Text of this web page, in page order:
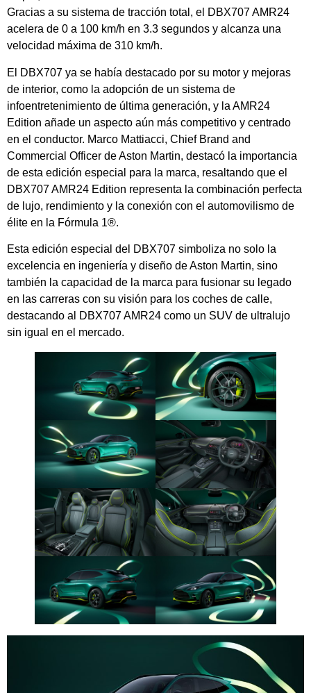
Gracias a su sistema de tracción total, el DBX707 AMR24
acelera de 0 a 100 km/h en 3.3 segundos y alcanza una
velocidad máxima de 310 km/h.
El DBX707 ya se había destacado por su motor y mejoras
de interior, como la adopción de un sistema de
infoentretenimiento de última generación, y la AMR24
Edition añade un aspecto aún más competitivo y centrado
en el conductor. Marco Mattiacci, Chief Brand and
Commercial Officer de Aston Martin, destacó la importancia
de esta edición especial para la marca, resaltando que el
DBX707 AMR24 Edition representa la combinación perfecta
de lujo, rendimiento y la conexión con el automovilismo de
élite en la Fórmula 1®.
Esta edición especial del DBX707 simboliza no solo la
excelencia en ingeniería y diseño de Aston Martin, sino
también la capacidad de la marca para fusionar su legado
en las carreras con su visión para los coches de calle,
destacando al DBX707 AMR24 como un SUV de ultralujo
sin igual en el mercado.